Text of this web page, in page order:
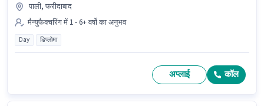
पाली, फरीदाबाद
मैन्युफैक्चरिंग में 1 - 6+ वर्षो का अनुभव
Day डिप्लोमा
अप्लाई कॉल